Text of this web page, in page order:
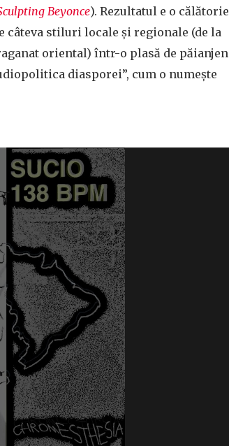
Beyonce). Rezultatul e o călătorie
câteva stiluri locale și regionale (de la
oriental) într-o plasă de păianjen
diasporei”, cum o numește